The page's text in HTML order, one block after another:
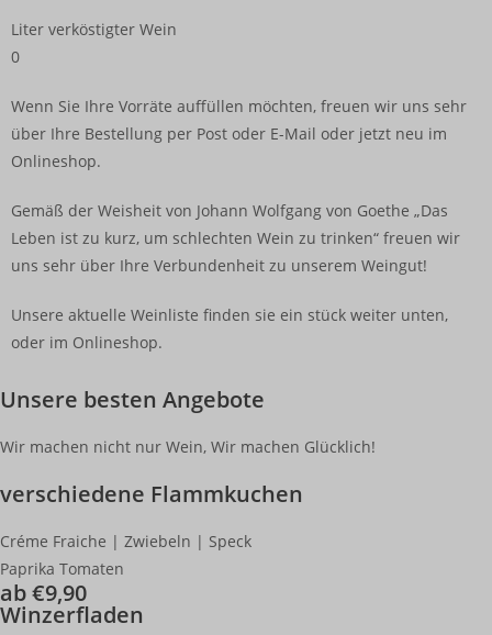
Liter verköstigter Wein
0
Wenn Sie Ihre Vorräte auffüllen möchten, freuen wir uns sehr
über Ihre Bestellung per Post oder E-Mail oder jetzt neu im
Onlineshop.
Gemäß der Weisheit von Johann Wolfgang von Goethe „Das
Leben ist zu kurz, um schlechten Wein zu trinken“ freuen wir
uns sehr über Ihre Verbundenheit zu unserem Weingut!
Unsere aktuelle Weinliste finden sie ein stück weiter unten,
oder im Onlineshop.
Unsere besten Angebote
Wir machen nicht nur Wein, Wir machen Glücklich!
verschiedene Flammkuchen
Créme Fraiche | Zwiebeln | Speck
Paprika Tomaten
ab €9,90
Winzerfladen